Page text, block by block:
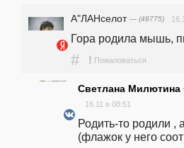
А"ЛАНселот — (48775)
Гора родила мышь,
# ! Пожаловаться
Светлана Милютина
16.11 в 08:51
Родить-то родили ,
(флажок у него